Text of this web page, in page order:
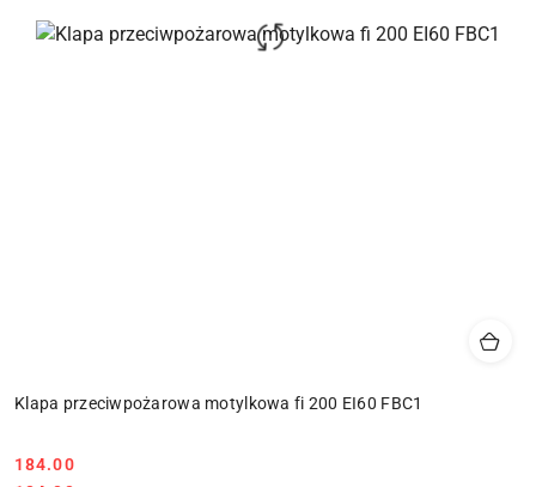
Klapa przeciwpożarowa motylkowa fi 200 EI60 FBC1
Cena:
184.00